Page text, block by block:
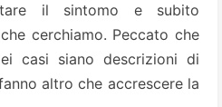
il sintomo e subito
cerchiamo. Peccato che
casi siano descrizioni di
altro che accrescere la